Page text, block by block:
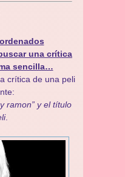
una crítica
sencilla…
crítica de una peli
ramon” y el título
.